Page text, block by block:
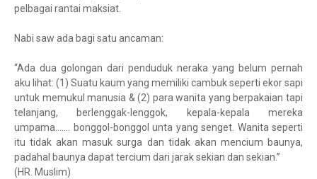
pelbagai rantai maksiat.
Nabi saw ada bagi satu ancaman:
“Ada dua golongan dari penduduk neraka yang belum pernah
aku lihat: (1) Suatu kaum yang memiliki cambuk seperti ekor sapi
untuk memukul manusia & (2) para wanita yang berpakaian tapi
telanjang, berlenggak-lenggok, kepala-kepala mereka
umpama....... bonggol-bonggol unta yang senget. Wanita seperti
itu tidak akan masuk surga dan tidak akan mencium baunya,
padahal baunya dapat tercium dari jarak sekian dan sekian.”
(HR. Muslim)